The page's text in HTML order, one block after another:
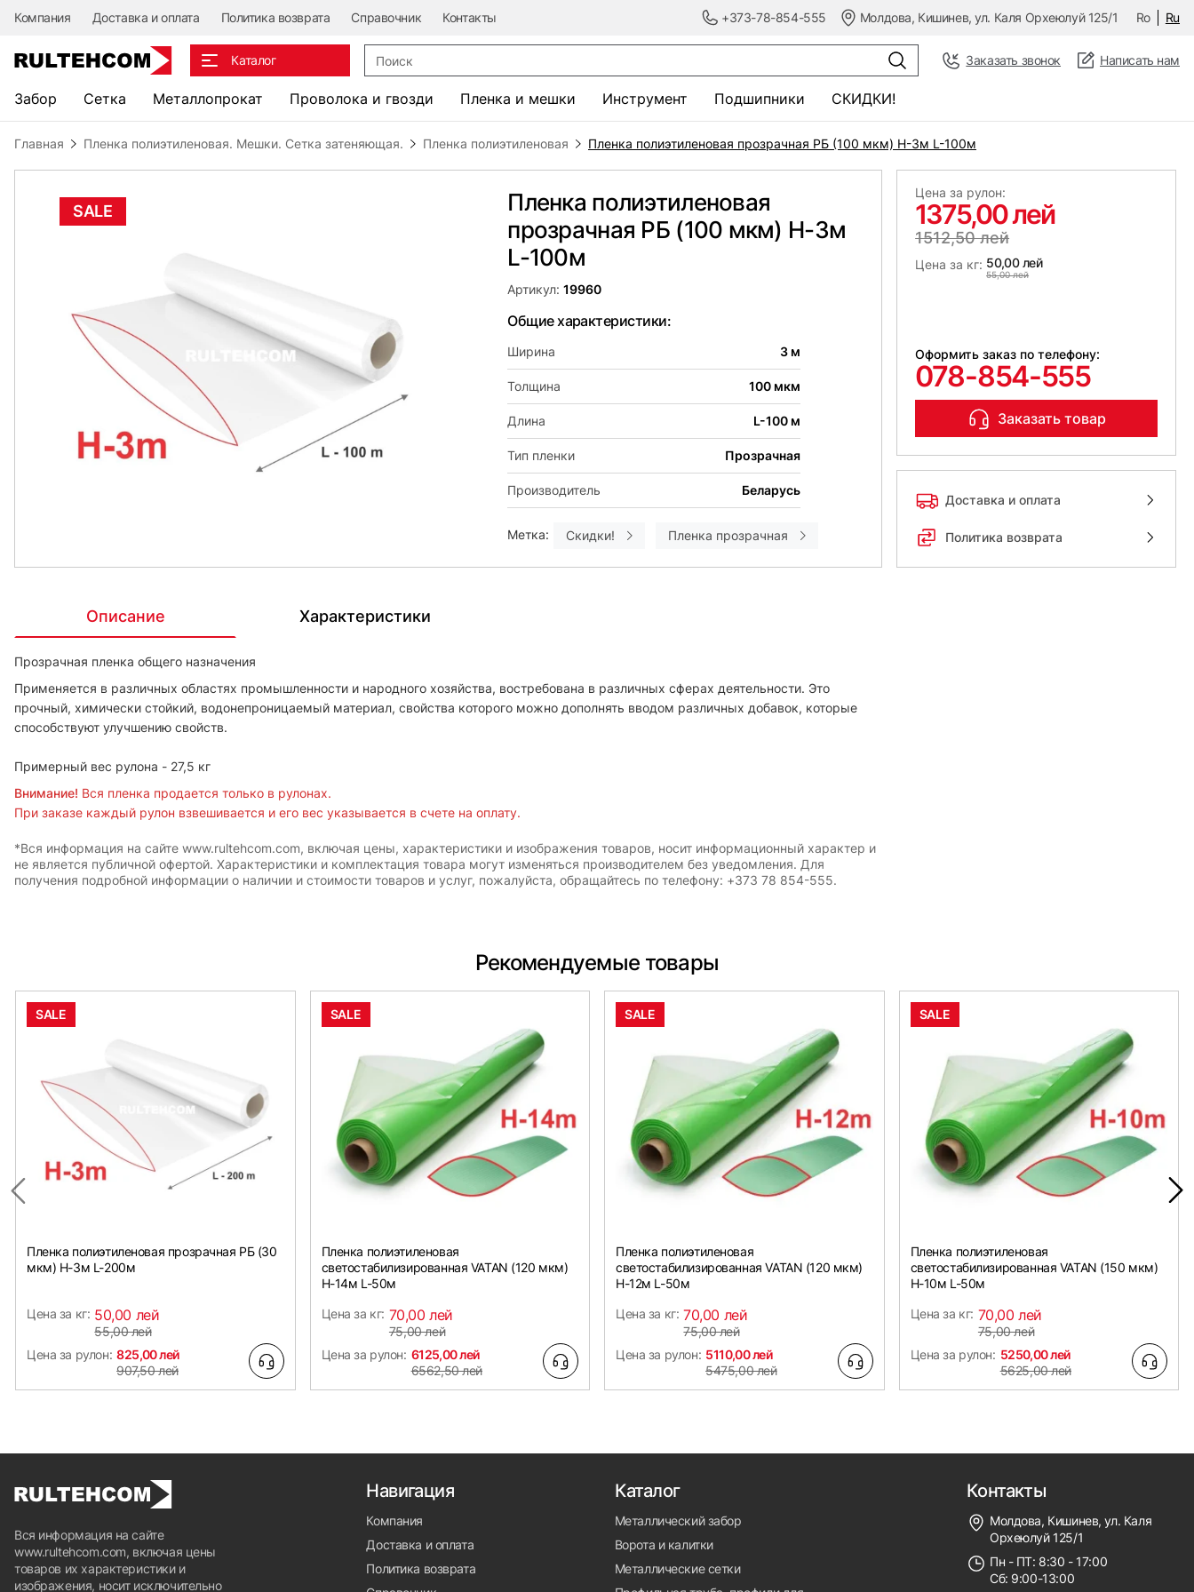
Компания Доставка и оплата Политика возврата Справочник Контакты +373-78-854-555 Молдова, Кишинев, ул. Каля Орхеюлуй 125/1 Ro Ru
Каталог Заказать звонок Написать нам
Забор Сетка Металлопрокат Проволока и гвозди Пленка и мешки Инструмент Подшипники СКИДКИ!
Главная Пленка полиэтиленовая. Мешки. Сетка затеняющая. Пленка полиэтиленовая Пленка полиэтиленовая прозрачная РБ (100 мкм) Н-3м L-100м
SALE
Пленка полиэтиленовая
прозрачная РБ (100 мкм) Н-3м
L-100м
Артикул:19960
Общие характеристики:
Ширина 3 м
Толщина 100 мкм
Длина L-100 м
Тип пленки Прозрачная
Производитель Беларусь
Метка: Скидки! Пленка прозрачная
Цена за рулон:
1375,00 лей
1512,50 лей
Цена за кг: 50,00 лей
55,00 лей
Оформить заказ по телефону:
078-854-555
Заказать товар
Доставка и оплата
Политика возврата
Описание Характеристики
Прозрачная пленка общего назначения
Применяется в различных областях промышленности и народного хозяйства, востребована в различных сферах деятельности. Это
прочный, химически стойкий, водонепроницаемый материал, свойства которого можно дополнять вводом различных добавок, которые
способствуют улучшению свойств.
Примерный вес рулона - 27,5 кг
Внимание! Вся пленка продается только в рулонах.
При заказе каждый рулон взвешивается и его вес указывается в счете на оплату.
*Вся информация на сайте www.rultehcom.com, включая цены, характеристики и изображения товаров, носит информационный характер и
не является публичной офертой. Характеристики и комплектация товара могут изменяться производителем без уведомления. Для
получения подробной информации о наличии и стоимости товаров и услуг, пожалуйста, обращайтесь по телефону: +373 78 854-555.
Рекомендуемые товары
SALE
Пленка полиэтиленовая прозрачная РБ (30
мкм) Н-3м L-200м
Цена за кг: 50,00 лей
55,00 лей
Цена за рулон: 825,00 лей
907,50 лей
SALE
Пленка полиэтиленовая
светостабилизированная VATAN (120 мкм)
Н-14м L-50м
Цена за кг: 70,00 лей
75,00 лей
Цена за рулон: 6125,00 лей
6562,50 лей
SALE
Пленка полиэтиленовая
светостабилизированная VATAN (120 мкм)
Н-12м L-50м
Цена за кг: 70,00 лей
75,00 лей
Цена за рулон: 5110,00 лей
5475,00 лей
SALE
Пленка полиэтиленовая
светостабилизированная VATAN (150 мкм)
Н-10м L-50м
Цена за кг: 70,00 лей
75,00 лей
Цена за рулон: 5250,00 лей
5625,00 лей
Вся информация на сайте
www.rultehcom.com, включая цены
товаров их характеристики и
изображения, носит исключительно
Навигация
Компания
Доставка и оплата
Политика возврата
Каталог
Металлический забор
Ворота и калитки
Металлические сетки
Контакты
Молдова, Кишинев, ул. Каля
Орхеюлуй 125/1
Пн - ПТ: 8:30 - 17:00
Сб: 9:00-13:00